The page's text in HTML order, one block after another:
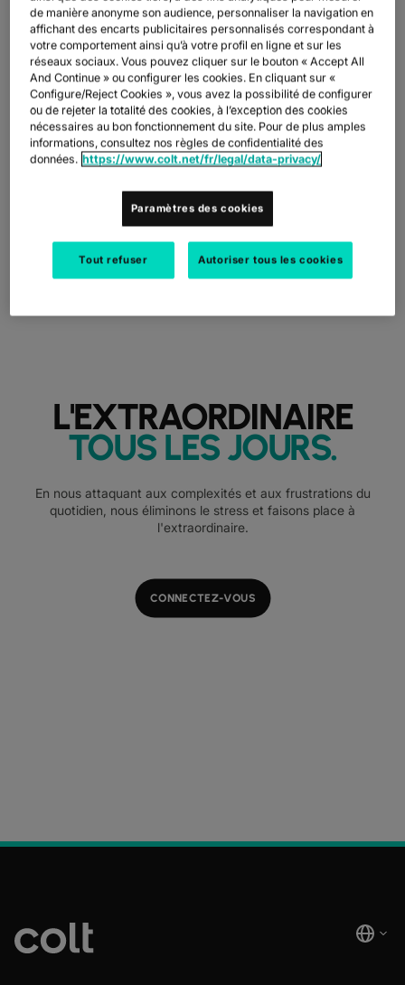
DÉCOUVRIR
CARTE DU RÉSEAU
FICHES TECHNIQUES
NOS PARTENAIRES
MARCHÉS FINANCIERS
WHOLESALE ET HYPERSCALEURS
NOS CLIENTS DIGITAUX
COMMERCE DE DÉTAIL
MARCHÉS DES CAPITAUX
VENTE EN GROS
PAR SECTEUR D'ACTIVITÉ
L'INDUSTRIE MANUFACTURIÈRE
L'INDUSTRIE PHARMACEUTIQUE
COMMERCE DE DÉTAIL
L'INDUSTRIE DE DÉFENSE
TRANSIT IP
ETHERNET
DEDICATED CLOUD ACCESS
NETWORK AS A SERVICE
RÉSEAU ÉTENDU
SD WAN + SASE
FICHES TECHNIQUES
LETTRES D'INFORMATION
ÉTAT DU RÉSEAU
Brendan holds a bachelor’s degree from Wesleyan University, an
MBA from Yale, and is a CFA.
BACK TO LEADERSHIP
L'EXTRAORDINAIRE
TOUS LES JOURS.
En nous attaquant aux complexités et aux frustrations du
quotidien, nous éliminons le stress et faisons place à
l'extraordinaire.
CONNECTEZ-VOUS
de manière anonyme son audience, personnaliser la navigation en
affichant des encarts publicitaires personnalisés correspondant à
votre comportement ainsi qu’à votre profil en ligne et sur les
réseaux sociaux. Vous pouvez cliquer sur le bouton « Accept All
And Continue » ou configurer les cookies. En cliquant sur «
Configure/Reject Cookies », vous avez la possibilité de configurer
ou de rejeter la totalité des cookies, à l’exception des cookies
nécessaires au bon fonctionnement du site. Pour de plus amples
informations, consultez nos règles de confidentialité des
données. https://www.colt.net/fr/legal/data-privacy/
Paramètres des cookies
Tout refuser Autoriser tous les cookies